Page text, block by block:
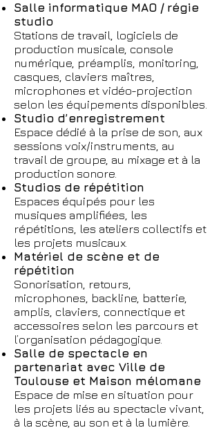
Salle informatique MAO / régie
studio
Stations de travail, logiciels de
production musicale, console
numérique, préamplis, monitoring,
casques, claviers maîtres,
microphones et vidéo-projection
selon les équipements disponibles.
Studio d’enregistrement
Espace dédié à la prise de son, aux
sessions voix/instruments, au
travail de groupe, au mixage et à la
production sonore.
Studios de répétition
Espaces équipés pour les
musiques amplifiées, les
répétitions, les ateliers collectifs et
les projets musicaux.
Matériel de scène et de
répétition
Sonorisation, retours,
microphones, backline, batterie,
amplis, claviers, connectique et
accessoires selon les parcours et
l’organisation pédagogique.
Salle de spectacle en
partenariat avec Ville de
Toulouse et Maison mélomane
Espace de mise en situation pour
les projets liés au spectacle vivant,
à la scène, au son et à la lumière.